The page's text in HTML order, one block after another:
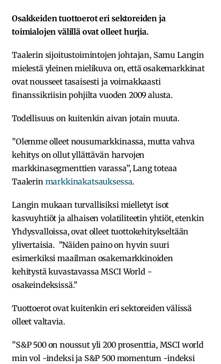
Osakkeiden tuottoerot eri sektoreiden ja
toimialojen välillä ovat olleet hurjia.
Taalerin sijoitustoimintojen johtajan, Samu Langin
mielestä yleinen mielikuva on, että osakemarkkinat
ovat nousseet tasaisesti ja voimakkaasti
finanssikriisin pohjilta vuoden 2009 alusta.
Todellisuus on kuitenkin aivan jotain muuta.
”Olemme olleet nousumarkkinassa, mutta vahva
kehitys on ollut yllättävän harvojen
markkinasegmenttien varassa”, Lang toteaa
Taalerin markkinakatsauksessa.
Langin mukaan turvallisiksi mielletyt isot
kasvuyhtiöt ja alhaisen volatiliteetin yhtiöt, etenkin
Yhdysvalloissa, ovat olleet tuottokehitykseltään
ylivertaisia. ”Näiden paino on hyvin suuri
esimerkiksi maailman osakemarkkinoiden
kehitystä kuvastavassa MSCI World -
osakeindeksissä.”
Tuottoerot ovat kuitenkin eri sektoreiden välissä
olleet valtavia.
”S&P 500 on noussut yli 200 prosenttia, MSCI world
min vol -indeksi ja S&P 500 momentum -indeksi